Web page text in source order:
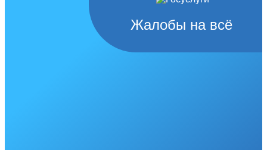
Жалобы на всё